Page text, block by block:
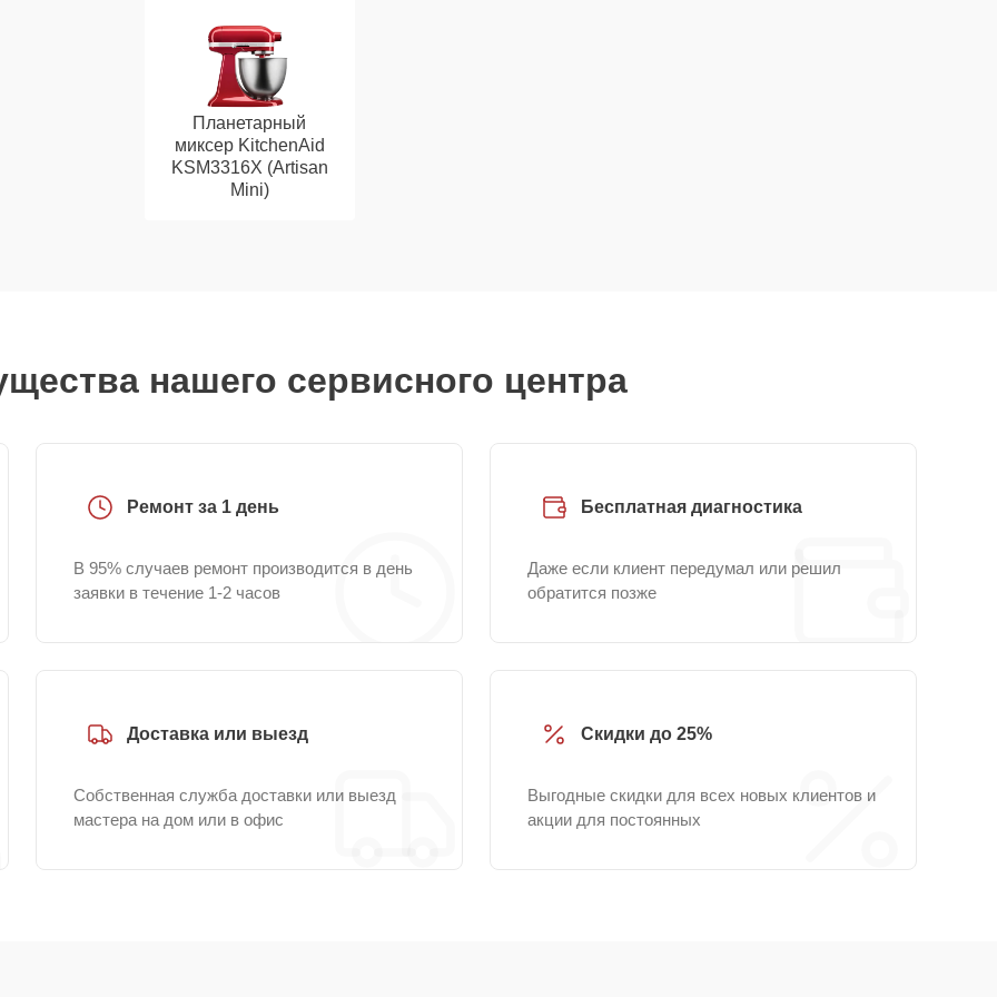
Планетарный
миксер KitchenAid
KSM3316X (Artisan
Mini)
нашего сервисного центра
Ремонт за 1 день
В 95% случаев ремонт производится в день
заявки в течение 1-2 часов
Бесплатная диагностика
Даже если клиент передумал или решил
обратится позже
Доставка или выезд
Собственная служба доставки или выезд
мастера на дом или в офис
Скидки до 25%
Выгодные скидки для всех новых клиентов и
акции для постоянных